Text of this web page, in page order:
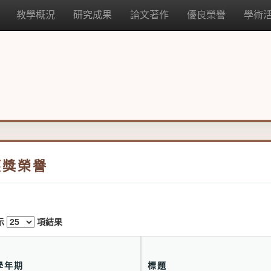
教學概況 研究成果 論文著作 優良榮譽 學術
榮譽
項結果
年期 標題